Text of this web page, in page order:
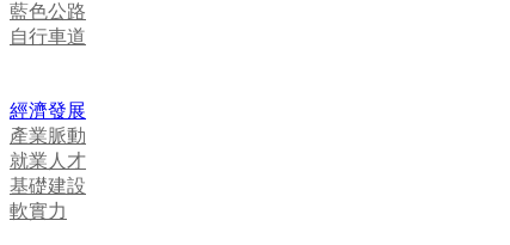
藍色公路
自行車道
經濟發展
產業脈動
就業人才
基礎建設
軟實力